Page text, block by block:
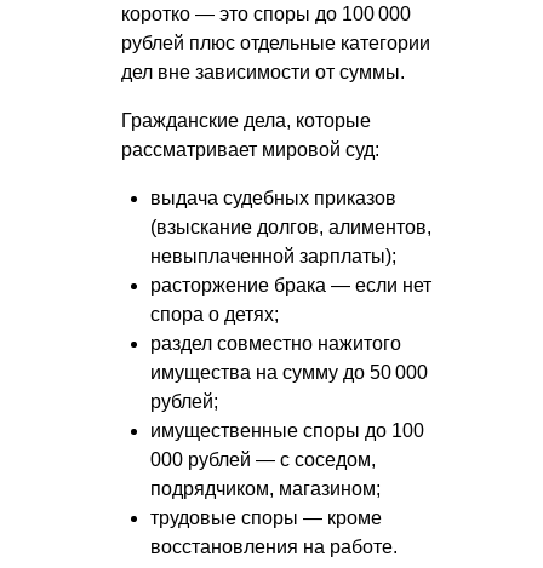
коротко — это споры до 100 000
рублей плюс отдельные категории
дел вне зависимости от суммы.
Гражданские дела, которые
рассматривает мировой суд:
выдача судебных приказов
(взыскание долгов, алиментов,
невыплаченной зарплаты);
расторжение брака — если нет
спора о детях;
раздел совместно нажитого
имущества на сумму до 50 000
рублей;
имущественные споры до 100
000 рублей — с соседом,
подрядчиком, магазином;
трудовые споры — кроме
восстановления на работе.